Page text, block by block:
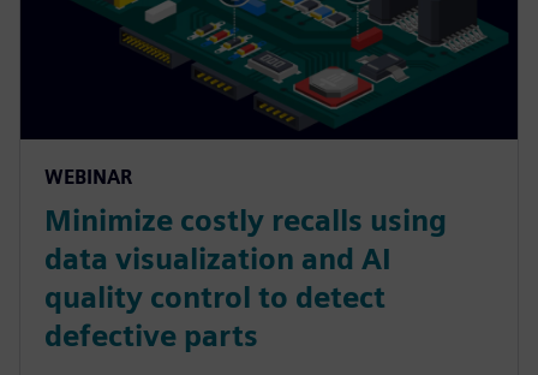
WEBINAR
Minimize costly recalls using
data visualization and AI
quality control to detect
defective parts